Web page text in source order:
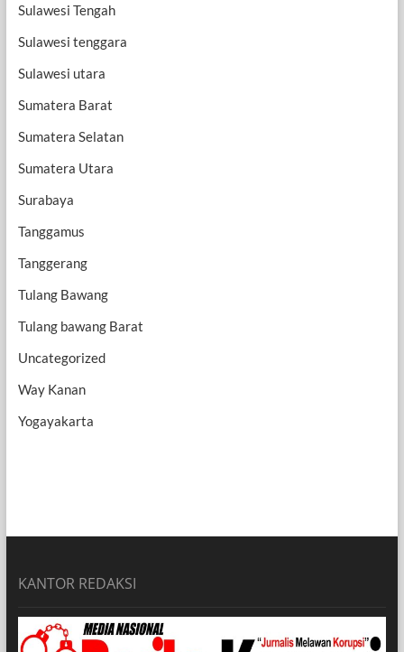
Sulawesi Tengah
Sulawesi tenggara
Sulawesi utara
Sumatera Barat
Sumatera Selatan
Sumatera Utara
Surabaya
Tanggamus
Tanggerang
Tulang Bawang
Tulang bawang Barat
Uncategorized
Way Kanan
Yogayakarta
KANTOR REDAKSI